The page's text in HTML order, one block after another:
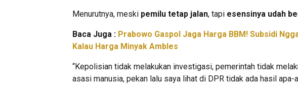
Menurutnya, meski pemilu tetap jalan, tapi esensinya udah
Baca Juga : Prabowo Gaspol Jaga Harga BBM! Subsidi
Kalau Harga Minyak Ambles
“Kepolisian tidak melakukan investigasi, pemerintah tidak
asasi manusia, pekan lalu saya lihat di DPR tidak ada hasil apa-